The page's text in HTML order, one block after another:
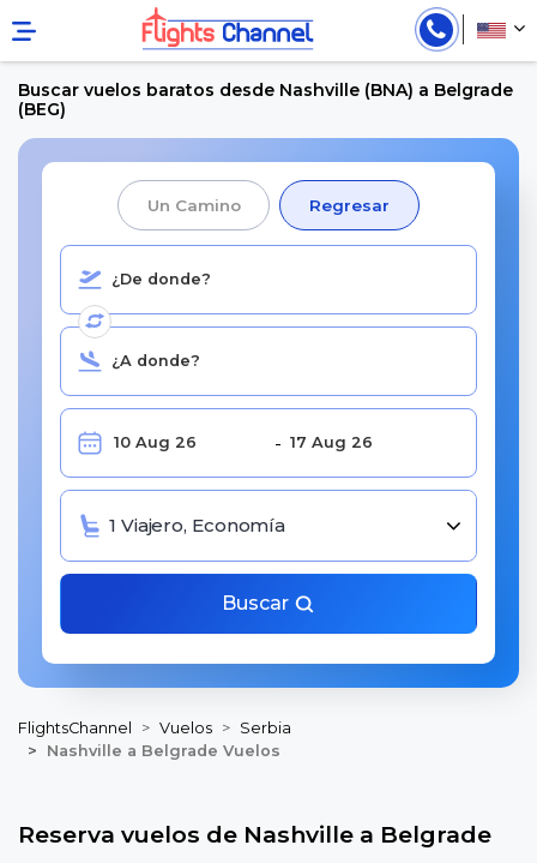
Buscar vuelos baratos desde Nashville (BNA) a Belgrade
(BEG)
Un Camino Regresar
1 Viajero, Economía
Buscar
FlightsChannel Vuelos
Serbia
Nashville a Belgrade Vuelos
Reserva vuelos de Nashville a Belgrade